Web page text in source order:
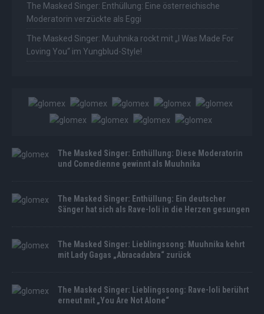
The Masked Singer: Enthüllung: Eine österreichische
Moderatorin verzückte als Eggi
The Masked Singer: Muuhnika rockt mit „I Was Made For
Loving You“ im Yungblud-Style!
The Masked Singer: Enthüllung: Diese Moderatorin
und Comedienne gewinnt als Muuhnika
The Masked Singer: Enthüllung: Ein deutscher
Sänger hat sich als Rave-Ioli in die Herzen gesungen
The Masked Singer: Lieblingssong: Muuhnika kehrt
mit Lady Gagas „Abracadabra“ zurück
The Masked Singer: Lieblingssong: Rave-Ioli berührt
erneut mit „You Are Not Alone“